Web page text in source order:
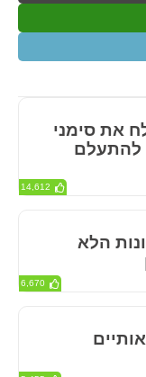
את סימני
להתעלם
14,612
9 היתרונות הלא
6,670